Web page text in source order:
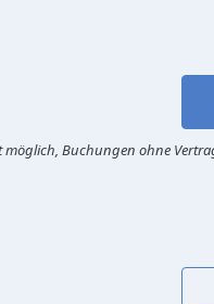
möglich, Buchungen ohne